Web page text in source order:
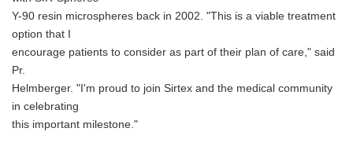
Y-90 resin microspheres back in 2002. "This is a viable treatment
option that I
encourage patients to consider as part of their plan of care," said
Pr.
Helmberger. "I'm proud to join Sirtex and the medical community
in celebrating
this important milestone."